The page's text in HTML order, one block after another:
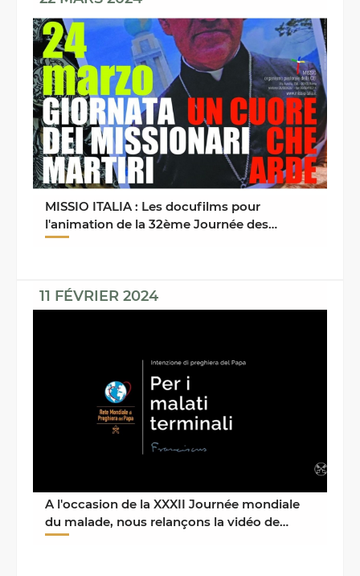
MISSIO ITALIA : Les docufilms pour
l'animation de la 32ème Journée des
Missionnaires Martyrs
11 FÉVRIER 2024
A l'occasion de la XXXII Journée mondiale
du malade, nous relançons la vidéo de
l'intention de ...